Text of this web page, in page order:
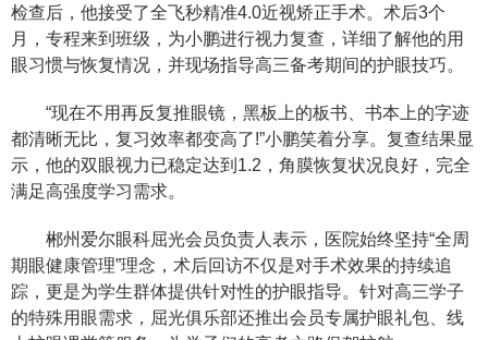
检查后，他接受了全飞秒精准4.0近视矫正手术。术后3个
月，专程来到班级，为小鹏进行视力复查，详细了解他的用
眼习惯与恢复情况，并现场指导高三备考期间的护眼技巧。
“现在不用再反复推眼镜，黑板上的板书、书本上的字迹
都清晰无比，复习效率都变高了!”小鹏笑着分享。复查结果显
示，他的双眼视力已稳定达到1.2，角膜恢复状况良好，完全
满足高强度学习需求。
郴州爱尔眼科屈光会员负责人表示，医院始终坚持“全周
期眼健康管理”理念，术后回访不仅是对手术效果的持续追
踪，更是为学生群体提供针对性的护眼指导。针对高三学子
的特殊用眼需求，屈光俱乐部还推出会员专属护眼礼包、线